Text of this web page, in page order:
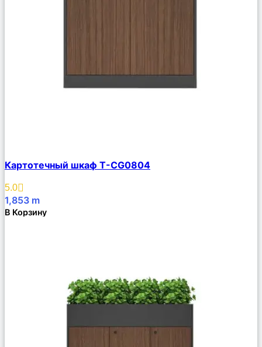
Описание
Избранное
Картотечный шкаф T-CG0804
5.0
1,853 m
В Корзину